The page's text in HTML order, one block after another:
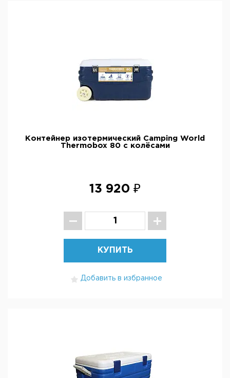
Контейнер изотермический Camping World
Thermobox 80 с колёсами
13 920 ₽
КУПИТЬ
Добавить в избранное